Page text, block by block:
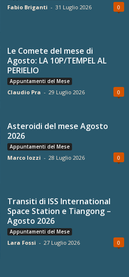
Fabio Briganti - 31 Luglio 2026 0
Le Comete del mese di
Agosto: LA 10P/TEMPEL AL
PERIELIO
Appuntamenti del Mese
Claudio Pra - 29 Luglio 2026 0
Asteroidi del mese Agosto
2026
Appuntamenti del Mese
Marco Iozzi - 28 Luglio 2026 0
Transiti di ISS International
Space Station e Tiangong –
Agosto 2026
Appuntamenti del Mese
Lara Fossi - 27 Luglio 2026 0